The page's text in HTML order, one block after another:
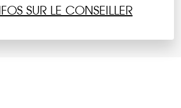
SUR LE CONSEILLER